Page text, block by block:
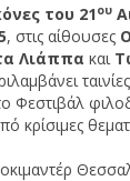
του 21 ου
, στις αίθουσες
Λιάππα και
Φεστιβάλ
κρίσιμες